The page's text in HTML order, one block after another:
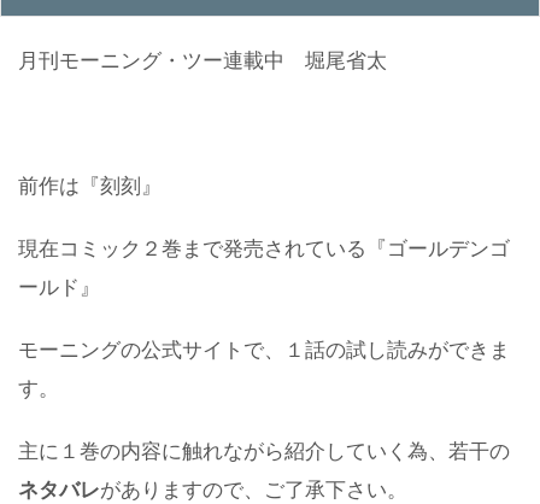
月刊モーニング・ツー連載中 堀尾省太
前作は『刻刻』
現在コミック２巻まで発売されている『ゴールデンゴ
ールド』
モーニングの公式サイトで、１話の試し読みができま
す。
主に１巻の内容に触れながら紹介していく為、 若干の
ネタバレがありますので、ご了承下さい。